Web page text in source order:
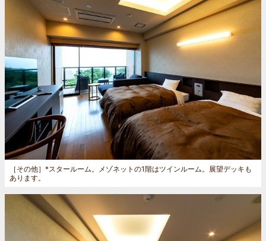
［その他］ *スタールーム。メゾネットの1階はツインルーム。展望デッキも
あります。